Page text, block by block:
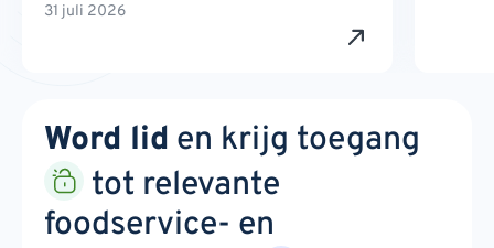
31 juli 2026
Word lid en krijg toegang
tot relevante
foodservice- en